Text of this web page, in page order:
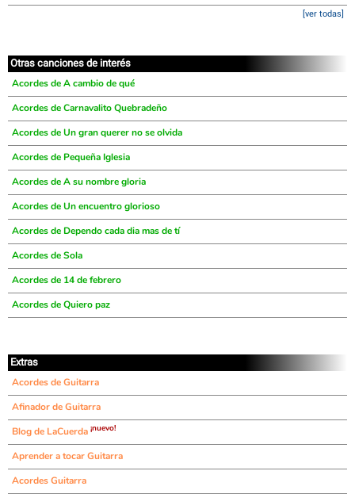
[ver todas]
Otras canciones de interés
Acordes de A cambio de qué
Acordes de Carnavalito Quebradeño
Acordes de Un gran querer no se olvida
Acordes de Pequeña Iglesia
Acordes de A su nombre gloria
Acordes de Un encuentro glorioso
Acordes de Dependo cada dia mas de tí
Acordes de Sola
Acordes de 14 de febrero
Acordes de Quiero paz
Extras
Acordes de Guitarra
Afinador de Guitarra
Blog de LaCuerda ¡nuevo!
Aprender a tocar Guitarra
Acordes Guitarra